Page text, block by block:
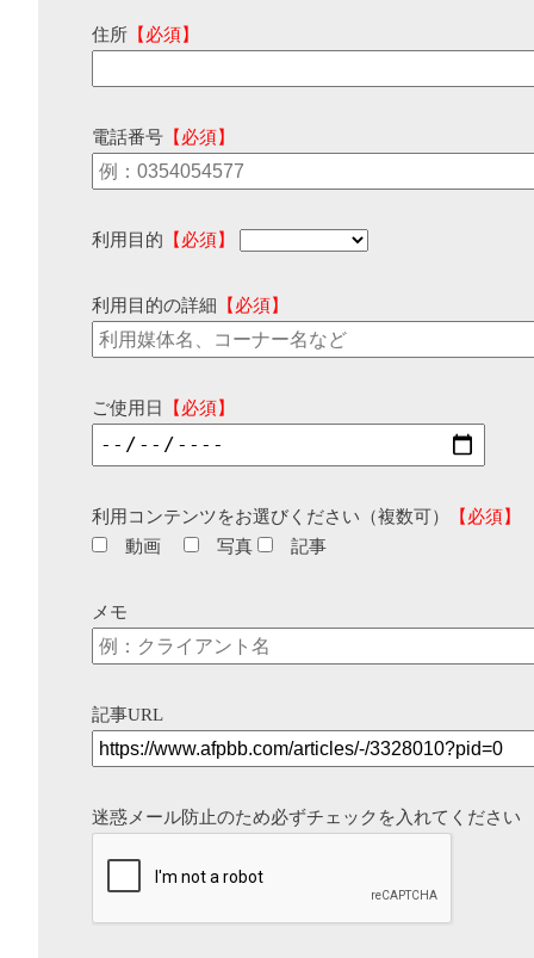
住所 【必須】
電話番号 【必須】
利用目的 【必須】
利用目的の詳細 【必須】
ご使用日 【必須】
利用コンテンツをお選びください（複数可）
【必須】
動画
写真 記事
メモ
記事URL
迷惑メール防止のため必ずチェックを入れてください